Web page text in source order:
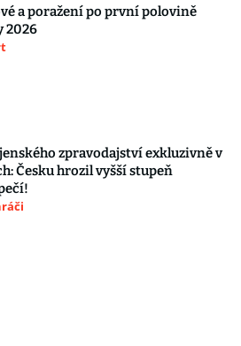
a poražení po první polovině
2026
zpravodajství exkluzivně v
Česku hrozil vyšší stupeň